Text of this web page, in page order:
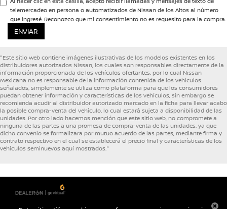
telemercadeo en persona o automatizados de Nissan de los Altos al número
que ingresé. Reconozco que mi consentimiento no es requesito para la compra.
"Este sitio web contiene imágenes ilustrativas de los modelos existentes en los
distribuidores autorizados Nissan, los cuales son responsables directamente de la
información proporcionada de los vehículos ofertantes, por lo cual Nissan
Mexicana no es responsable de la información contenida de los vehículos
señalados, simplemente se utiliza como plataforma para que los consumidores
puedan obtener información y características de los vehículos, sin embargo se
recomienda acudir al distribuidor autorizado marcado en la ficha para llevar acabo
la posible compra-venta del vehículo, lo cual estará sujeta a disponibilidad de las
unidades. Por otro lado hacemos mención que este sitio web, no compromete a
ninguna de las partes a una promesa de compra-venta de las unidades, ya que
dicho convenio se formalizara por mutuo acuerdo de las partes, mediante firma y
contrato respectivo en el cual se establecerá el precio final y características de los
vehículos seminuevos aquí mostrados."